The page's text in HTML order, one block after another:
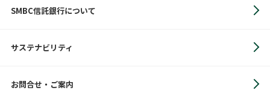
SMBC信託銀行について
サステナビリティ
お問合せ・ご案内